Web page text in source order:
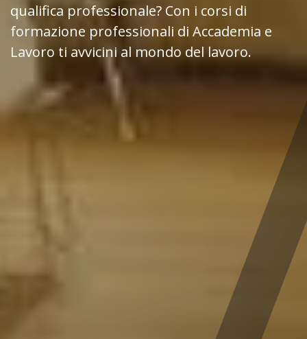
qualifica professionale? Con i corsi di
formazione professionali di Accademia e
Lavoro ti avvicini al mondo del lavoro.